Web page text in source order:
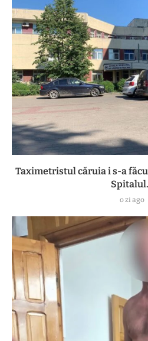
Taximetristul căruia i s-a
o zi ago